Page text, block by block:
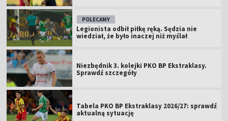
POLECAMY
Legionista odbił piłkę ręką. Sędzia nie
wiedział, że było inaczej niż myślał
Niezbędnik 3. kolejki PKO BP Ekstraklasy.
Sprawdź szczegóły
Tabela PKO BP Ekstraklasy 2026/27: sprawdź
aktualną sytuację